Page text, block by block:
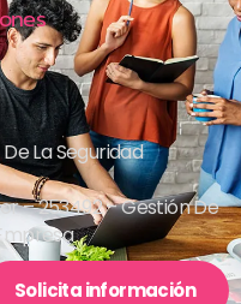
La Seguridad
– 253492 – Gestión De
Solicita información